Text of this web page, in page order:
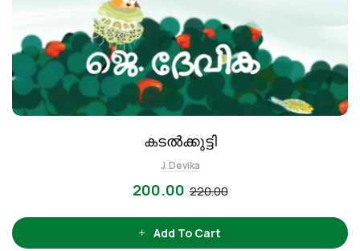
കടൽക്കുട്ടി
J. Devika
220.00
200.00
Add To Cart